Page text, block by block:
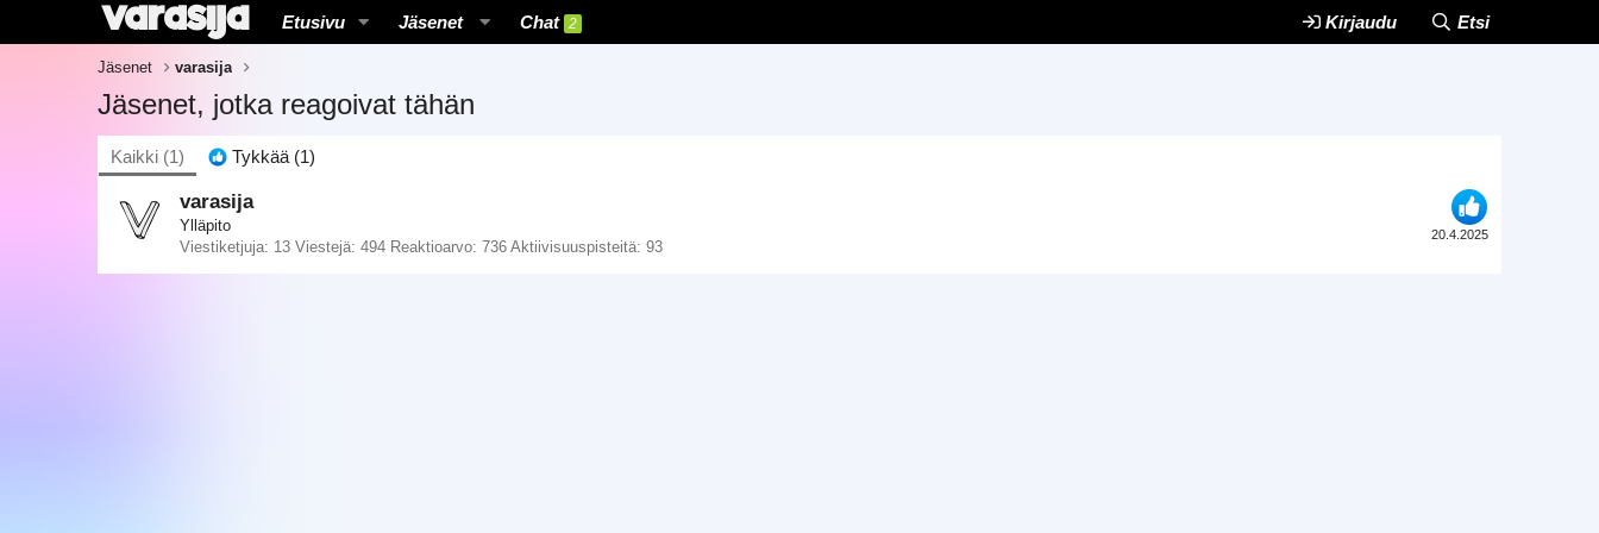
Etusivu Jäsenet Chat 2 Kirjaudu Etsi
Jäsenet varasija
Jäsenet, jotka reagoivat tähän
Kaikki (1) Tykkää (1)
20.4.2025
varasija
Ylläpito
Viestiketjuja 13 Viestejä 494 Reaktioarvo 736 Aktiivisuuspisteitä 93